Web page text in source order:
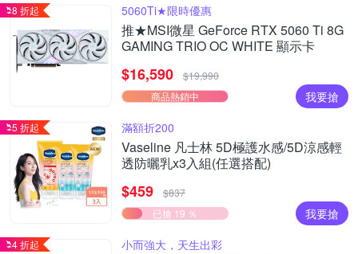
8 折起 5060Ti★限時優惠
推★MSI微星 GeForce RTX 5060 Ti 8G
GAMING TRIO OC WHITE 顯示卡
$16,590
$19,990
商品熱銷中
我要搶
5 折起 滿額折200
Vaseline 凡士林 5D極護水感/5D涼感輕
透防曬乳x3入組(任選搭配)
$459
$837
已搶 19 ％
我要搶
4 折起 小而強大，天生出彩